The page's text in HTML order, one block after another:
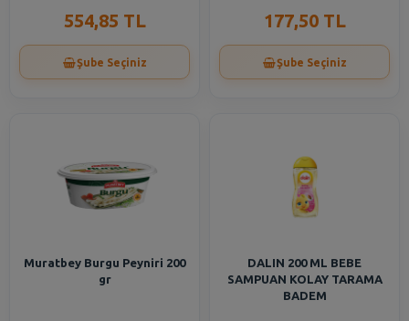
554,85 TL
Şube Seçiniz
177,50 TL
Şube Seçiniz
Muratbey Burgu Peyniri 200
gr
DALIN 200 ML BEBE
SAMPUAN KOLAY TARAMA
BADEM